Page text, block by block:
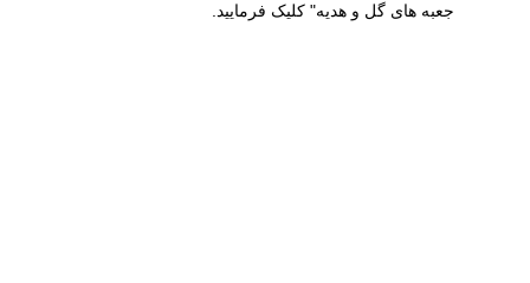
جعبه های گل و هدیه" کلیک فرمایید.